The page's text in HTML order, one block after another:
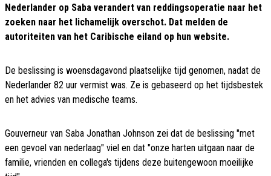
Nederlander op Saba verandert van reddingsoperatie naar het
zoeken naar het lichamelijk overschot. Dat melden de
autoriteiten van het Caribische eiland op hun website.
De beslissing is woensdagavond plaatselijke tijd genomen, nadat de
Nederlander 82 uur vermist was. Ze is gebaseerd op het tijdsbestek
en het advies van medische teams.
Gouverneur van Saba Jonathan Johnson zei dat de beslissing "met
een gevoel van nederlaag" viel en dat "onze harten uitgaan naar de
familie, vrienden en collega's tijdens deze buitengewoon moeilijke